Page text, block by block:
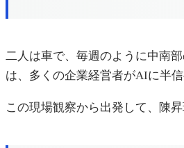
二人は車で、毎週のように中南
は、多くの企業経営者がAIに半
この現場観察から出発して、陳